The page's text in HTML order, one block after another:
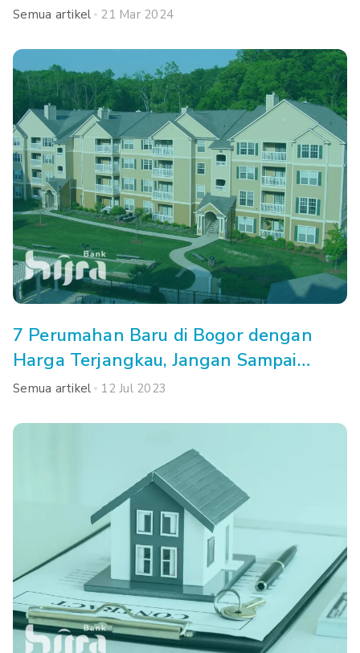
Semua artikel 21 Mar 2024
7 Perumahan Baru di Bogor dengan
Harga Terjangkau, Jangan Sampai
Kehabisan!
Semua artikel 12 Jul 2023